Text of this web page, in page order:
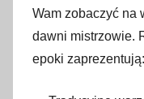
Wam zobaczyć na
dawni mistrzowie.
epoki zaprezentują: